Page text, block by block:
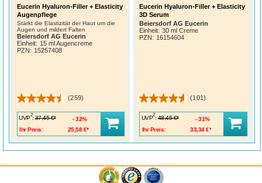
Eucerin Hyaluron-Filler + Elasticity
Augenpflege
Stärkt die Elastizität der Haut um die
Augen und mildert Falten
Beiersdorf AG Eucerin
Einheit: 15 ml Augencreme
PZN: 15257408
(259)
UVP
2
: 37,45 €*
Ihr Preis:
25,58 €*
32%
Eucerin Hyaluron-Filler + Elasticity
3D Serum
Beiersdorf AG Eucerin
Einheit: 30 ml Creme
PZN: 16154604
(101)
UVP
2
: 48,45 €*
Ihr Preis:
33,34 €*
31%